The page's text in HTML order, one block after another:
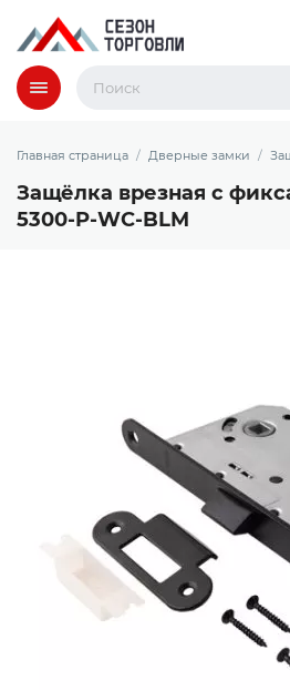
Меню
Главная страница Дверные замки
Защёлка врезная с
5300-P-WC-BLM